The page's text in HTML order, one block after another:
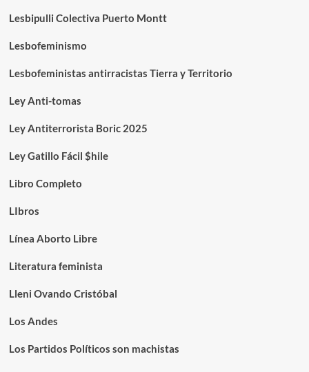
Lesbipulli Colectiva Puerto Montt
Lesbofeminismo
Lesbofeministas antirracistas Tierra y Territorio
Ley Anti-tomas
Ley Antiterrorista Boric 2025
Ley Gatillo Fácil $hile
Libro Completo
LIbros
Línea Aborto Libre
Literatura feminista
Lleni Ovando Cristóbal
Los Andes
Los Partidos Políticos son machistas